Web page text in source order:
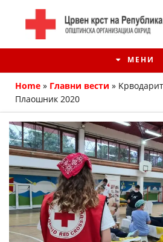
МЕНИ
ИСТОРИЈАТ НА
Home » Главни вести »
Плаошник 2020